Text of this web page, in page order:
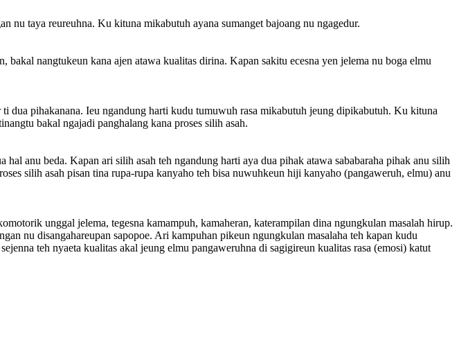
nu taya reureuhna. Ku kituna mikabutuh ayana sumanget bajoang nu ngagedur.
nangtukeun kana ajen atawa kualitas dirina. Kapan sakitu ecesna yen jelema nu boga elmu
dua pihakanana. Ieu ngandung harti kudu tumuwuh rasa mikabutuh jeung dipikabutuh. Ku kituna
bakal ngajadi panghalang kana proses silih asah.
anu beda. Kapan ari silih asah teh ngandung harti aya dua pihak atawa sababaraha pihak anu silih
silih asah pisan tina rupa-rupa kanyaho teh bisa nuwuhkeun hiji kanyaho (pangaweruh, elmu) anu
unggal jelema, tegesna kamampuh, kamaheran, katerampilan dina ngungkulan masalah hirup.
nu disangahareupan sapopoe. Ari kampuhan pikeun ngungkulan masalaha teh kapan kudu
teh nyaeta kualitas akal jeung elmu pangaweruhna di sagigireun kualitas rasa (emosi) katut